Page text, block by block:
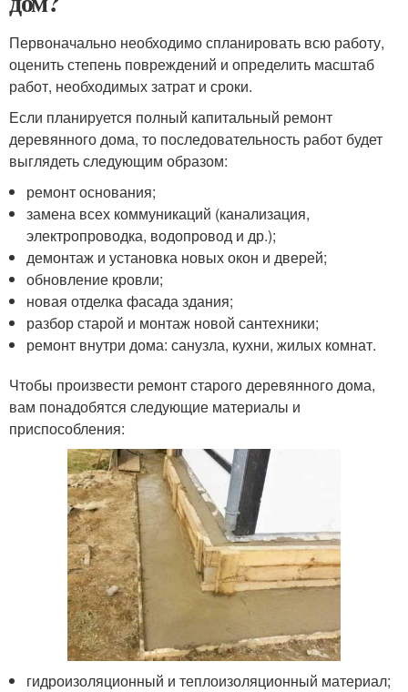
Первоначально необходимо спланировать всю работу,
оценить степень повреждений и определить масштаб
работ, необходимых затрат и сроки.
Если планируется полный капитальный ремонт
деревянного дома, то последовательность работ будет
выглядеть следующим образом:
ремонт основания;
замена всех коммуникаций (канализация,
электропроводка, водопровод и др.);
демонтаж и установка новых окон и дверей;
обновление кровли;
новая отделка фасада здания;
разбор старой и монтаж новой сантехники;
ремонт внутри дома: санузла, кухни, жилых комнат.
Чтобы произвести ремонт старого деревянного дома,
вам понадобятся следующие материалы и
приспособления:
гидроизоляционный и теплоизоляционный материал;